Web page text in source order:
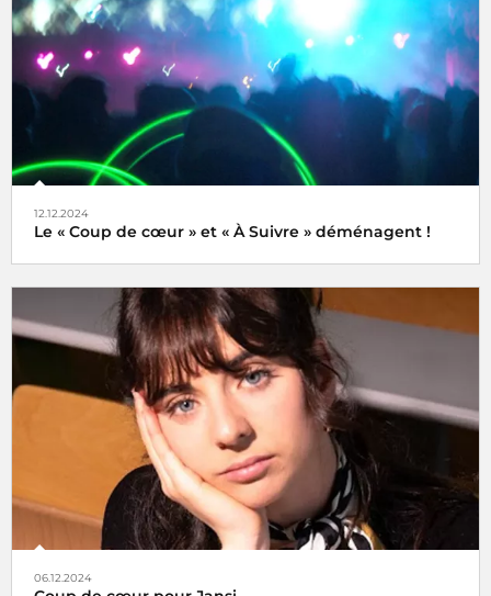
12.12.2024
Le « Coup de cœur » et « À Suivre » déménagent !
Tels des oiseaux migrateurs à partir du lundi 16 décembre
2024 retrouvez nos rubriquesCoup de cœur
non plus ici (sur radiofrance.com) mais là, à savoir sur la
plateforme
06.12.2024